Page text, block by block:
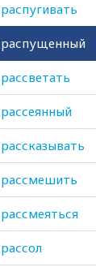
распугивать
распущенный
рассветать
рассеянный
рассказывать
рассмешить
рассмеяться
рассол